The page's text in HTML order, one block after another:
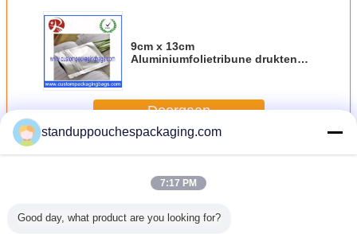
9cm x 13cm
Aluminiumfolietribune drukten
Doorgaan
MeerTribune op Zak met Venster
standuppouchespackaging.com
7:17 PM
Good day, what product are you looking for?